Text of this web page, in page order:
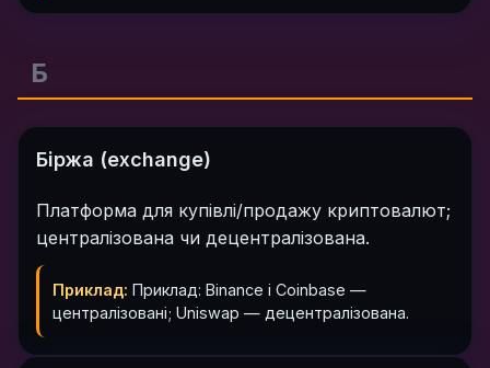
Б
Біржа (exchange)
Платформа для купівлі/продажу криптовалют;
централізована чи децентралізована.
Приклад: Приклад: Binance і Coinbase —
централізовані; Uniswap — децентралізована.